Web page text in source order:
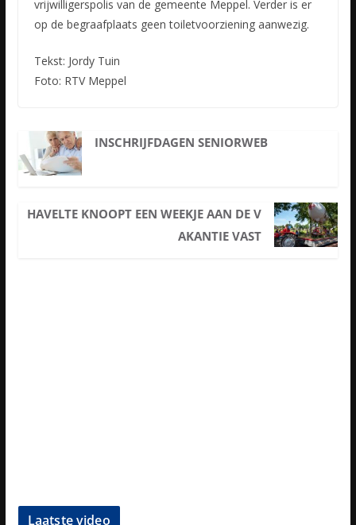
vrijwilligerspolis van de gemeente Meppel. Verder is er
op de begraafplaats geen toiletvoorziening aanwezig.
Tekst: Jordy Tuin
Foto: RTV Meppel
INSCHRIJFDAGEN SENIORWEB
HAVELTE KNOOPT EEN WEEKJE AAN DE V
AKANTIE VAST
Laatste video